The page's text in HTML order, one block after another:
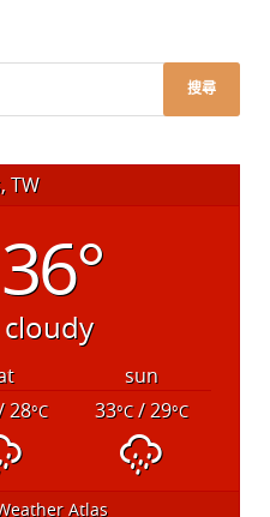
TW
36°
sun
28°C 33°C/ 29°C
Atlas